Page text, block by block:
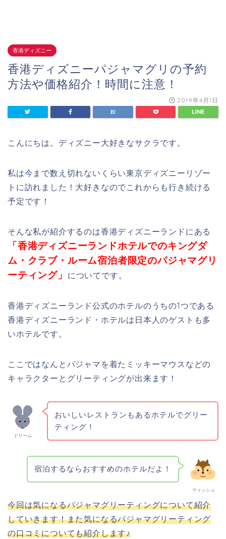
香港ディズニー
香港ディズニーパジャマグリの予約
方法や価格紹介！時間に注意！
2019年4月1日
こんにちは。ディズニー大好きなサクラです。
私は今まで数え切れないくらい東京ディズニーリゾー
トに訪れました！大好きなのでこれからも行き続ける
予定です！
そんな私が紹介するのは香港ディズニーランドにある
「香港ディズニーランドホテルでのキングダ
ム・クラブ・ルーム宿泊者限定のパジャマグリ
ーティング」 についてです。
香港ディズニーランド公式のホテルのうちの1つである
香港ディズニーランド・ホテルは日本人のゲストも多
いホテルです。
ここではなんとパジャマを着たミッキーマウスなどの
キャラクターとグリーティングが出来ます！
ドリーム
おいしいレストランもあるホテルでグリー
ティング！
ウィッシュ
宿泊するならおすすめのホテルだよ！
今回は気になるパジャマグリーティングについて紹介
していきます！また気になるパジャマグリーティング
の口コミについても紹介します♪